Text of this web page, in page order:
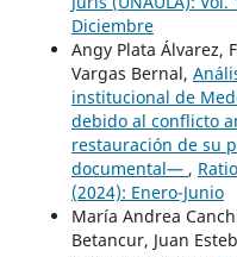
Diciembre
Angy Plata Álvarez,
Vargas Bernal,
institucional de
debido al conflicto
restauración de su
documental— ,
(2024): Enero-Junio
María Andrea
Betancur, Juan